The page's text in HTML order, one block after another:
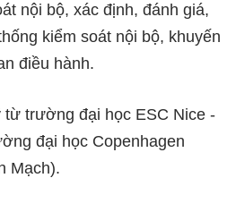
nội bộ, xác định, đánh giá,
kiểm soát nội bộ, khuyến
điều hành.
từ trường đại học ESC Nice -
đại học Copenhagen
Mạch).